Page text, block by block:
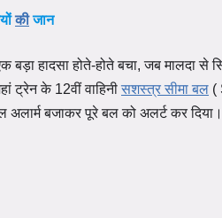
कीजान
हादसा होते-होते बचा, जब मालदा से
ट्रेन के 12वीं वाहिनीसशस्त्र सीमा बल (
अलार्म बजाकर पूरे बल को अलर्ट कर दिया।